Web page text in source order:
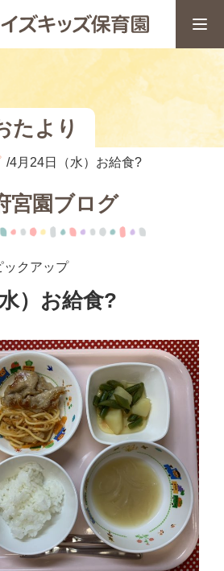
たより
4月24日（水）お給食?
宮園ブログ
ックアップ
）お給食?